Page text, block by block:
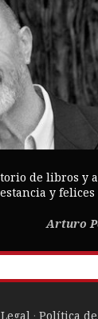
de libros y
y
Arturo
· Política